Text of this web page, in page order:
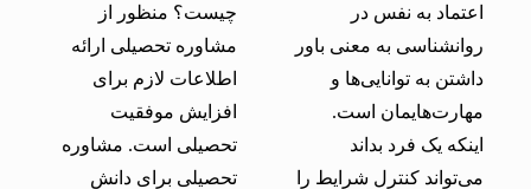
اعتماد به نفس در
روانشناسی به معنی باور
داشتن به توانایی‌ها و
مهارت‌هایمان است.
اینکه یک فرد بداند
می‌تواند کنترل شرایط را
چیست؟ منظور از
مشاوره تحصیلی ارائه
اطلاعات لازم برای
افزایش موفقیت
تحصیلی است. مشاوره
تحصیلی برای دانش